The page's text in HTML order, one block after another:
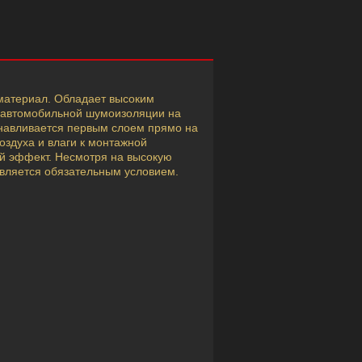
Обладает высоким
шумоизоляции на
первым слоем прямо на
и влаги к монтажной
эффект. Несмотря на высокую
обязательным условием.